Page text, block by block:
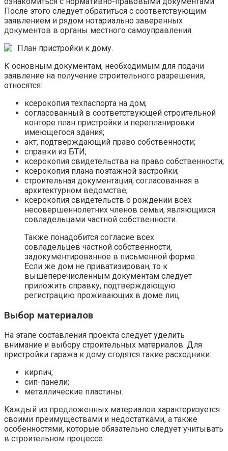
После этого следует обратиться с соответствующим
заявлением и рядом нотариально заверенных
документов в органы местного самоуправления.
План пристройки к дому.
К основным документам, необходимым для подачи
заявление на получение строительного разрешения,
относятся:
ксерокопия техпаспорта на дом;
согласованный в соответствующей строительной
конторе план пристройки и перепланировки
имеющегося здания;
акт, подтверждающий право собственности;
справки из БТИ;
ксерокопия свидетельства на право собственности;
ксерокопия плана поэтажной застройки;
строительная документация, согласованная в
архитектурном ведомстве;
ксерокопия свидетельств о рождении всех
несовершеннолетних членов семьи, являющихся
совладельцами частной собственности.
Также понадобится согласие всех
совладельцев частной собственности,
задокументированное в письменной форме.
Если же дом не приватизирован, то к
вышеперечисленным документам следует
приложить справку, подтверждающую
регистрацию проживающих в доме лиц.
Выбор материалов
На этапе составления проекта следует уделить
внимание и выбору строительных материалов. Для
пристройки гаража к дому сгодятся такие расходники:
кирпич;
сип-панели;
металлические пластины.
Каждый из предложенных материалов характеризуется
своими преимуществами и недостатками, а также
особенностями, которые обязательно следует учитывать
в строительном процессе: